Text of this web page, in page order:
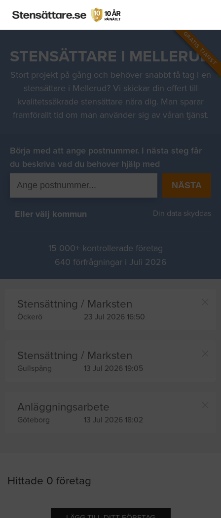
GRATIS TJÄNST
STENSÄTTARE I MELLERUD
Stort projekt på gång och behöver snabbt få tag i en
stensättare i Mellerud? Vi skickar din offert till
kvalitetssäkrade stensättare nära dig. Man sparar
framförallt tid om man använder sig av våran tjänst.
Börja med att ange postnummer. I nästa steg får
du beskriva vad du behover hjälp med
NÄSTA
Eller välj kommun Din data skyddas
15 000+ kontrollerade företag
640 förfrågningar i Juli 2026
Stensättning / Marksten
Öckerö 23 Jul 2026 16:50
Stensättning / Marksten
Gullspång 13 Jul 2026 19:05
Anläggningsarbete
Göteborg 13 Jul 2026 18:02
Hittade 0 företag